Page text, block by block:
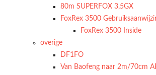
80m SUPERFOX 3,5GX
FoxRex 3500
FoxRex 3500 Inside
overige
DF1FO
Van Baofeng naar 2m/70cm